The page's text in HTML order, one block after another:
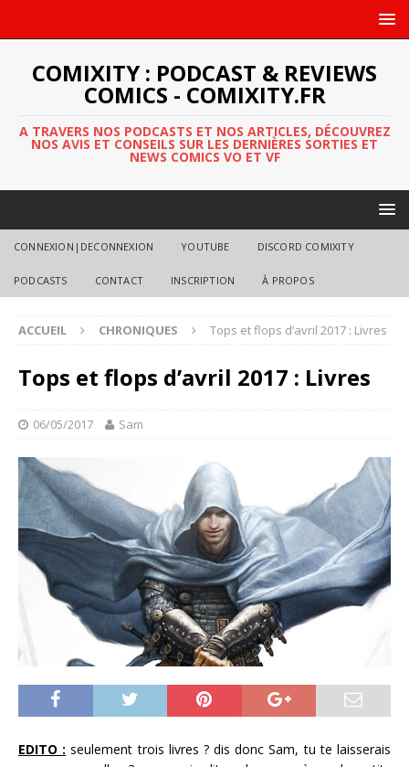
COMIXITY : PODCAST & REVIEWS
COMICS - COMIXITY.FR
A TRAVERS NOS PODCASTS ET NOS ARTICLES, DÉCOUVREZ
NOS AVIS ET CONSEILS SUR LES DERNIÈRES SORTIES ET
NEWS COMICS VO ET VF
CONNEXION|DECONNEXION YOUTUBE DISCORD COMIXITY
PODCASTS CONTACT INSCRIPTION À PROPOS
ACCUEIL CHRONIQUES Tops et flops d’avril 2017 : Livres
Tops et flops d’avril 2017 : Livres
06/05/2017 Sam
EDITO : seulement trois livres ? dis donc Sam, tu te laisserais